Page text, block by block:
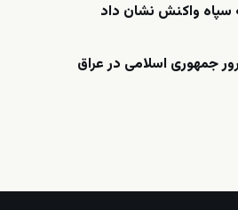
سپاه واکنش نشان داد
جمهوری اسلامی در عراق